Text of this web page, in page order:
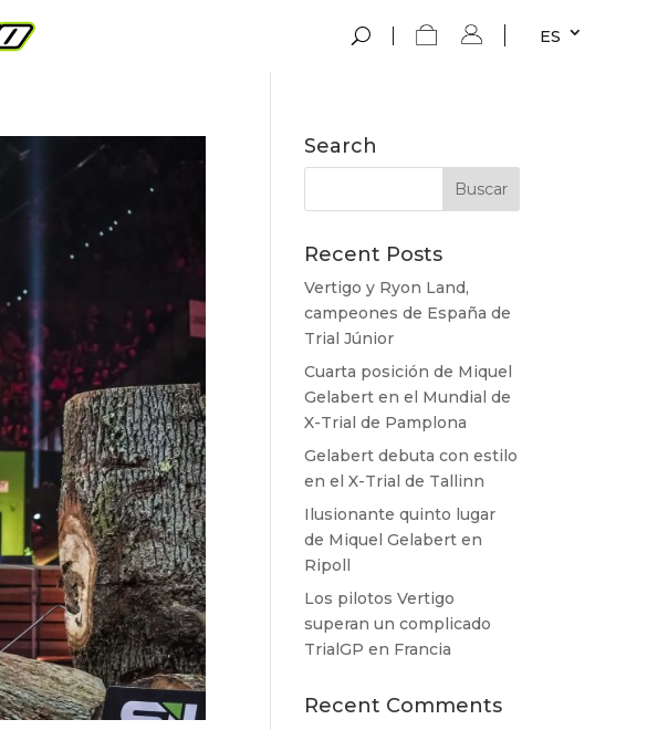
ES
Search
Recent Posts
Vertigo y Ryon Land,
campeones de España de
Trial Júnior
Cuarta posición de Miquel
Gelabert en el Mundial de
X-Trial de Pamplona
Gelabert debuta con estilo
en el X-Trial de Tallinn
Ilusionante quinto lugar
de Miquel Gelabert en
Ripoll
Los pilotos Vertigo
superan un complicado
TrialGP en Francia
Recent Comments